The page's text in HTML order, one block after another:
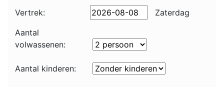
Vertrek:
Zaterdag
Aantal
volwassenen:
Aantal kinderen: